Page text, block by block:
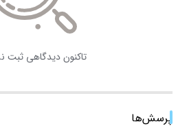
تاکنون دیدگاهی
پرسش‌ها